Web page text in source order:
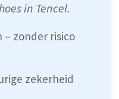
in Tencel.
– zonder risico
zekerheid